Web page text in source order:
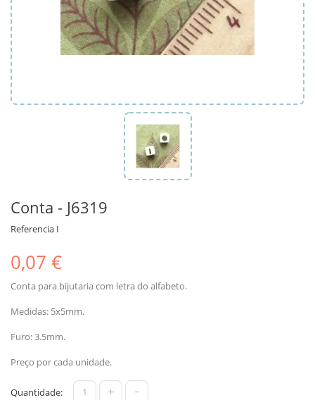
Conta - J6319
Referencia I
0,07 €
Conta para bijutaria com letra do alfabeto.
Medidas: 5x5mm.
Furo: 3.5mm.
Preço por cada unidade.
Quantidade: + -